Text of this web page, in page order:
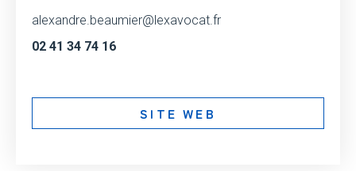
alexandre.beaumier@lexavocat.fr
02 41 34 74 16
SITE WEB